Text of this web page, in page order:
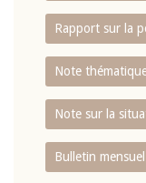
Rapport sur la
Note
Note sur la
Bulletin